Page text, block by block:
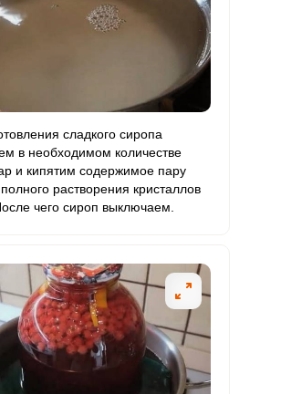
сладкого сиропа
в необходимом количестве
и кипятим содержимое пару
растворения кристаллов
чего сироп выключаем.